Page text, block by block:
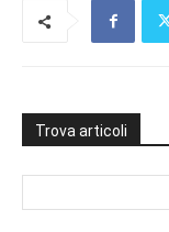
Trova articoli